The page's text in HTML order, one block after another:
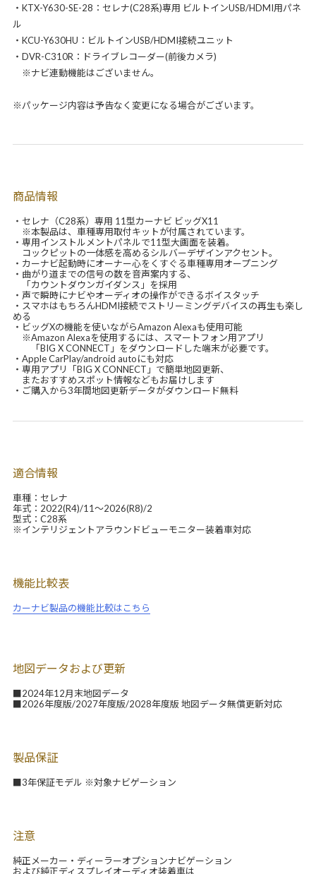
・KTX-Y630-SE-28：セレナ(C28系)専用 ビルトインUSB/HDMI用パネ
ル
・KCU-Y630HU：ビルトインUSB/HDMI接続ユニット
・DVR-C310R：ドライブレコーダー(前後カメラ)
※ナビ連動機能はございません。
※パッケージ内容は予告なく変更になる場合がございます。
商品情報
・セレナ（C28系）専用 11型カーナビ ビッグX11
※本製品は、車種専用取付キットが付属されています。
・専用インストルメントパネルで11型大画面を装着。
コックピットの一体感を高めるシルバーデザインアクセント。
・カーナビ起動時にオーナー心をくすぐる車種専用オープニング
・曲がり道までの信号の数を音声案内する、
「カウントダウンガイダンス」を採用
・声で瞬時にナビやオーディオの操作ができるボイスタッチ
・スマホはもちろんHDMI接続でストリーミングデバイスの再生も楽し
める
・ビッグXの機能を使いながらAmazon Alexaも使用可能
※Amazon Alexaを使用するには、スマートフォン用アプリ
「BIG X CONNECT」をダウンロードした端末が必要です。
・Apple CarPlay/android autoにも対応
・専用アプリ「BIG X CONNECT」で簡単地図更新、
またおすすめスポット情報などもお届けします
・ご購入から3年間地図更新データがダウンロード無料
適合情報
車種：セレナ
年式：2022(R4)/11～2026(R8)/2
型式：C28系
※インテリジェントアラウンドビューモニター装着車対応
機能比較表
カーナビ製品の機能比較はこちら
地図データおよび更新
■2024年12月末地図データ
■2026年度版/2027年度版/2028年度版 地図データ無償更新対応
製品保証
■3年保証モデル ※対象ナビゲーション
注意
純正メーカー・ディーラーオプションナビゲーション
および純正ディスプレイオーディオ装着車は